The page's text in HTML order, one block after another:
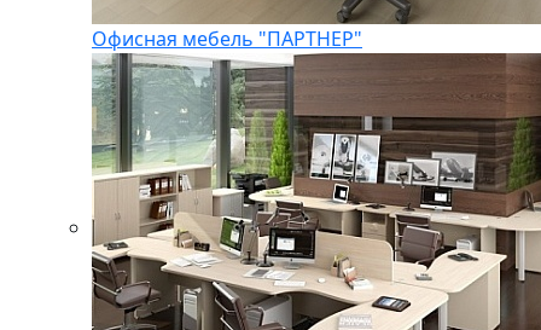
Офисная мебель "ПАРТНЕР"